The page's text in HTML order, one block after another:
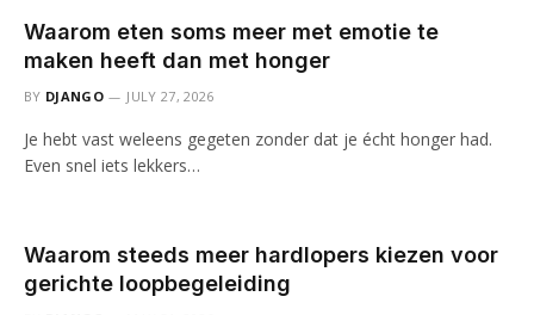
Waarom eten soms meer met emotie te
maken heeft dan met honger
BY DJANGO JULY 27, 2026
Je hebt vast weleens gegeten zonder dat je écht honger had.
Even snel iets lekkers…
Waarom steeds meer hardlopers kiezen voor
gerichte loopbegeleiding